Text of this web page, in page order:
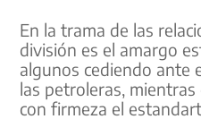
En la trama de las
división es el amargo
algunos cediendo ante
las petroleras,
con firmeza el